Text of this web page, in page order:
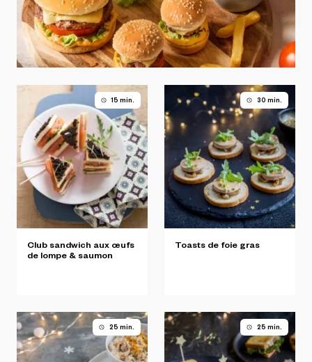
15 min.
Club sandwich aux œufs
de lompe & saumon
30 min.
Toasts de foie gras
25 min. 25 min.